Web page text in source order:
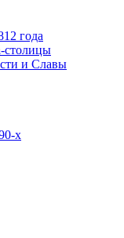
года
столицы
и Славы
х